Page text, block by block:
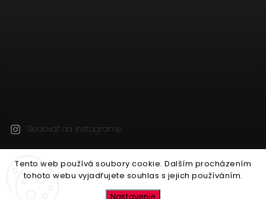
Tento web používá soubory cookie. Dalším procházením
tohoto webu vyjadřujete souhlas s jejich používáním.
Sledovať na Instagrame
Copyright 2026JEN TAK Z LÁSKY. Všetky práva
vyhradené.
Upraviť nastavenie cookies